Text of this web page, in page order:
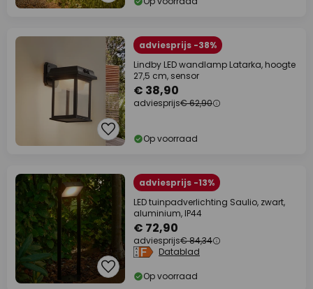
adviesprijs -38%
Lindby LED wandlamp Latarka, hoogte
27,5 cm, sensor
€ 38,90
adviesprijs€ 62,90
Op voorraad
adviesprijs -13%
LED tuinpadverlichting Saulio, zwart,
aluminium, IP44
€ 72,90
adviesprijs€ 84,34
Datablad
Op voorraad